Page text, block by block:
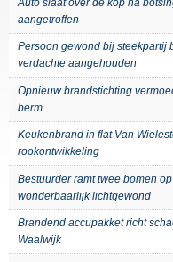
Auto slaat over de kop na
aangetroffen
Persoon gewond bij steekpartij
verdachte aangehouden
Opnieuw brandstichting
berm
Keukenbrand in flat Van
rookontwikkeling
Bestuurder ramt twee bomen
wonderbaarlijk lichtgewond
Brandend accupakket richt
Waalwijk